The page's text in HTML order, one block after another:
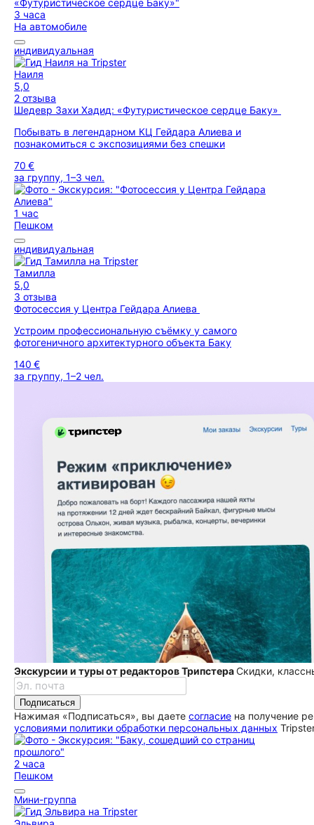
3 часа
На автомобиле
индивидуальная
Наиля
5,0
2 отзыва
Шедевр Захи Хадид: «Футуристическое сердце Баку»
Побывать в легендарном КЦ Гейдара Алиева и
познакомиться с экспозициями без спешки
70 €
за группу, 1–3 чел.
1 час
Пешком
индивидуальная
Тамилла
5,0
3 отзыва
Фотосессия у Центра Гейдара Алиева
Устроим профессиональную съёмку у самого
фотогеничного архитектурного объекта Баку
140 €
за группу, 1–2 чел.
Экскурсии и туры от редакторов ТрипстераСкидки,
Подписаться
Нажимая «Подписаться», вы даете согласие на получение
условиями политики обработки персональных данных
2 часа
Пешком
Мини-группа